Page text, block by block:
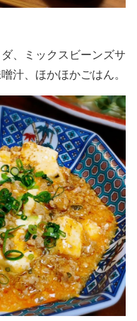
、ミックスビーンズサ
汁、ほかほかごはん。